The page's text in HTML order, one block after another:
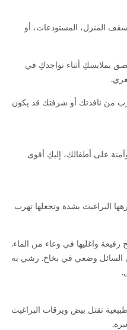
المنزل، المستودعات، أو
بملابسكِ أثناء تواجدكِ في
من نافذتك أو شرفتك قد يكون
على أطفالك، إليكِ أقوى
البراغيث بشدة وتجعلها تهرب
واغليها في وعاء من الماء.
السائل وضعي في بخاخ. رشي به
تقتل بيض ويرقات البراغيث